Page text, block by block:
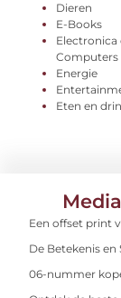
Dieren
E-Books
Electronica
Computers
Energie
Eten en
Media
Een offset print
De Betekenis en
06-nummer